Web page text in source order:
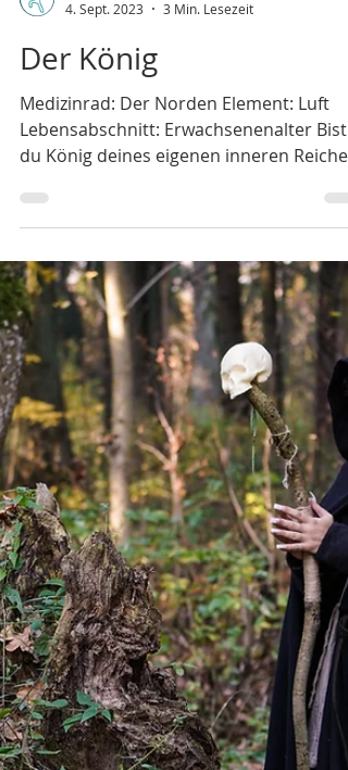
4. Sept. 2023
Der König
Medizinrad: Der Norden Element: Luft
Lebensabschnitt: Erwachsenenalter Bist
du König deines eigenen inneren
Kennst du all deine...